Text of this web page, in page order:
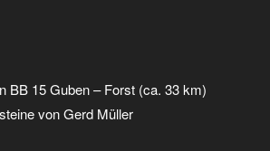
BB 15 Guben – Forst (ca. 33 km)
von Gerd Müller